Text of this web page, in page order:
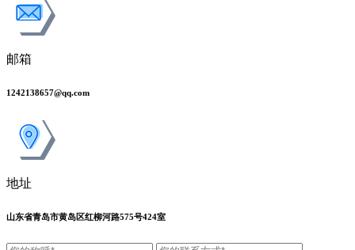
邮箱
1242138657@qq.com
地址
山东省青岛市黄岛区红柳河路575号424室